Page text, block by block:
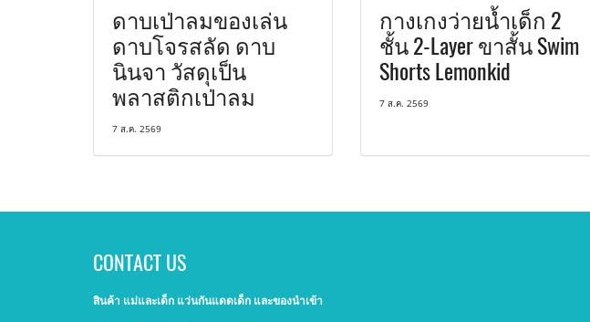
ดาบเป่าลมของเล่น
ดาบโจรสลัด ดาบ
นินจา วัสดุเป็น
พลาสติกเป่าลม
7 ส.ค. 2569
กางเกงว่ายน้ำเด็ก 2
ชั้น 2-Layer ขาสั้น Swim
Shorts Lemonkid
7 ส.ค. 2569
CONTACT US
สินค้า แม่และเด็ก แว่นกันแดดเด็ก และของนำเข้า